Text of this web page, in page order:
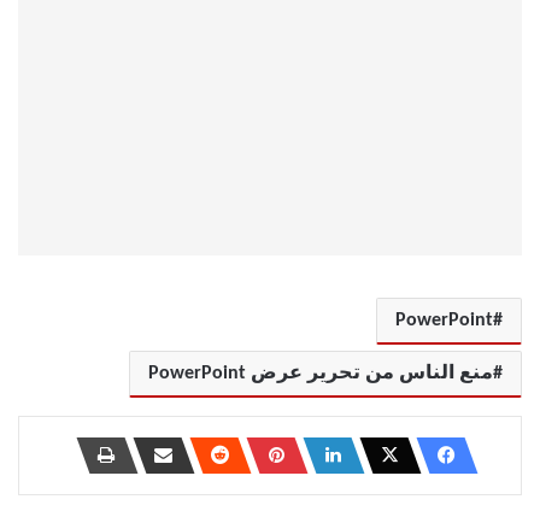
PowerPoint
منع الناس من تحرير عرض PowerPoint